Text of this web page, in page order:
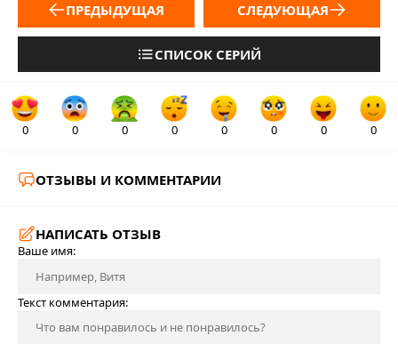
ПРЕДЫДУЩАЯ
СПИСОК СЕРИЙ
СЛЕДУЮЩАЯ
0 0 0 0 0 0 0 0
ОТЗЫВЫ И КОММЕНТАРИИ
НАПИСАТЬ ОТЗЫВ
Ваше имя:
Текст комментария: